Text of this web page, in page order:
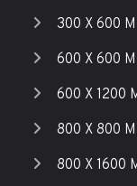
300 X 600
600 X 600
600 X 1200
800 X 800
800 X 1600